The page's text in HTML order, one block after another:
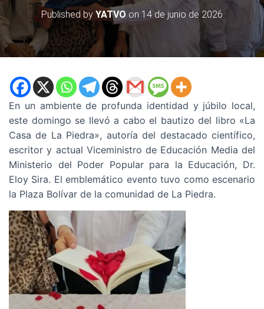
Published by YATVO on 14 de junio de 2026
En un ambiente de profunda identidad y júbilo local,
este domingo se llevó a cabo el bautizo del libro «La
Casa de La Piedra», autoría del destacado científico,
escritor y actual Viceministro de Educación Media del
Ministerio del Poder Popular para la Educación, Dr.
Eloy Sira. El emblemático evento tuvo como escenario
la Plaza Bolívar de la comunidad de La Piedra.